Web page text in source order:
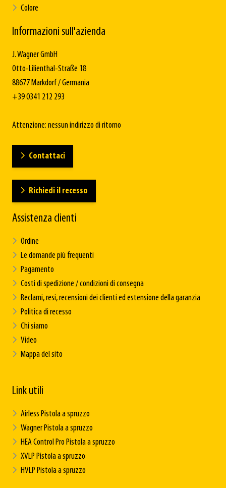
Colore
Informazioni sull'azienda
J. Wagner GmbH
Otto-Lilienthal-Straße 18
88677 Markdorf / Germania
+39 0341 212 293
Attenzione: nessun indirizzo di ritorno
Contattaci
Richiedi il recesso
Assistenza clienti
Ordine
Le domande più frequenti
Pagamento
Costi di spedizione / condizioni di consegna
Reclami, resi, recensioni dei clienti ed estensione della garanzia
Politica di recesso
Chi siamo
Video
Mappa del sito
Link utili
Airless Pistola a spruzzo
Wagner Pistola a spruzzo
HEA Control Pro Pistola a spruzzo
XVLP Pistola a spruzzo
HVLP Pistola a spruzzo